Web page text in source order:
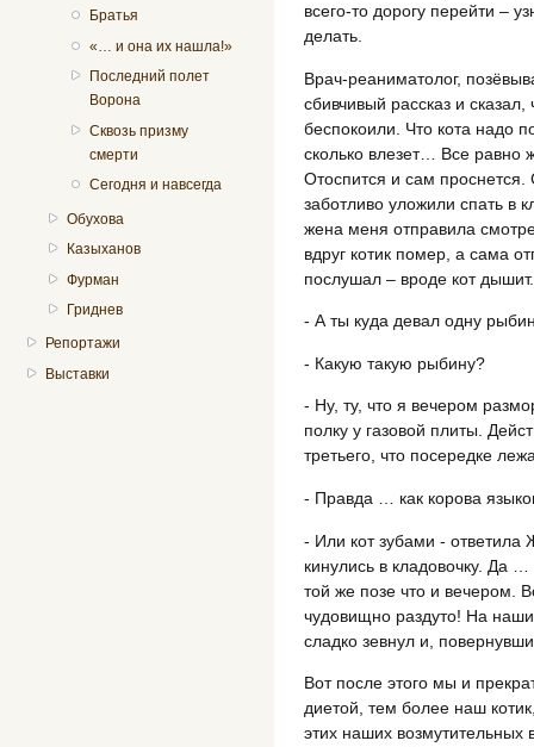
Братья
«… и она их нашла!»
Последний полет
Ворона
Сквозь призму
смерти
Сегодня и навсегда
Обухова
Казыханов
Фурман
Гриднев
Репортажи
Выставки
всего-то дорогу перейти –
делать.
Врач-реаниматолог,
сбивчивый рассказ и
беспокоили. Что кота надо
сколько влезет… Все равно
Отоспится и сам
заботливо уложили спать в
жена меня отправила
вдруг котик помер, а сама
послушал – вроде кот
- А ты куда девал одну
- Какую такую рыбину?
- Ну, ту, что я вечером
полку у газовой плиты.
третьего, что посередке
- Правда … как корова
- Или кот зубами - ответила
кинулись в кладовочку. Да
той же позе что и вечером.
чудовищно раздуто! На
сладко зевнул и,
Вот после этого мы и
диетой, тем более наш
этих наших